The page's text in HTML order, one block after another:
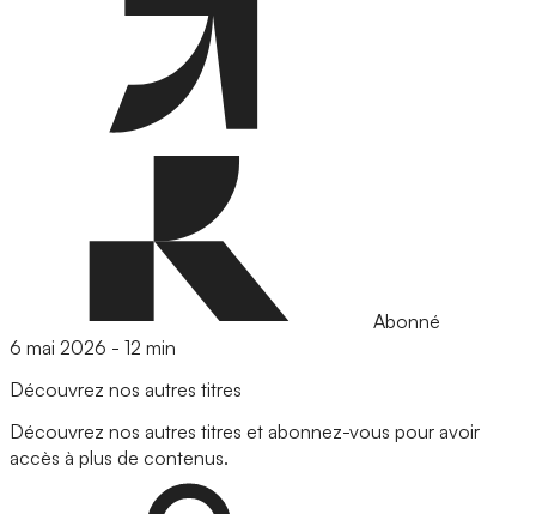
Abonné
6 mai 2026 - 12 min
Découvrez nos autres titres
Découvrez nos autres titres et abonnez-vous pour avoir
accès à plus de contenus.